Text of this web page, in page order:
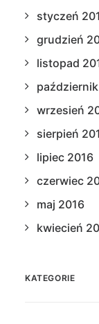
styczeń
grudzień
listopad
wrzesień
sierpień
lipiec 2016
czerwiec
maj 2016
kwiecień
KATEGORIE